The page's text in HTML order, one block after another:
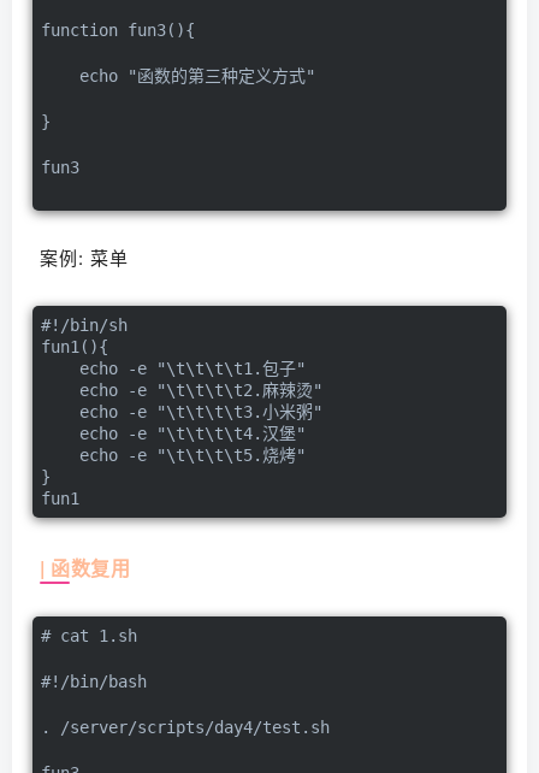
function fun3(){
echo "函数的第三种定义方式"
}
fun3
案例: 菜单
#!/bin/sh
fun1(){
echo -e "\t\t\t\t1.包子"
echo -e "\t\t\t\t2.麻辣烫"
echo -e "\t\t\t\t3.小米粥"
echo -e "\t\t\t\t4.汉堡"
echo -e "\t\t\t\t5.烧烤"
}
fun1
| 函数复用
# cat 1.sh
#!/bin/bash
. /server/scripts/day4/test.sh